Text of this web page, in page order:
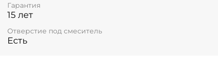
Гарантия
15 лет
Отверстие под смеситель
Есть